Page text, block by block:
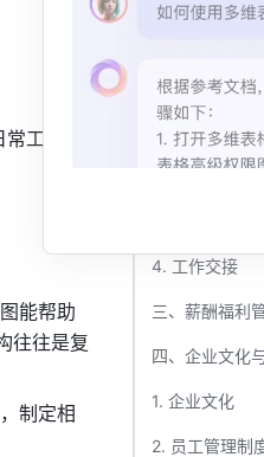
工作中
能帮助
往往是复
制定相
二、员工管理​
1. 招聘环节​
4. 工作交接​
三、薪酬福利
四、企业文化
1. 企业文化​
2. 员工管理制